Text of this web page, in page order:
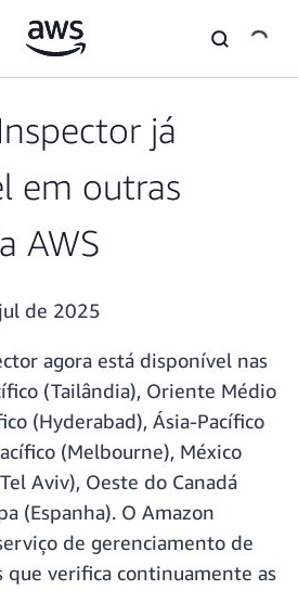
já
em outras
AWS
de 2025
agora está disponível nas
(Tailândia), Oriente Médio
(Hyderabad), Ásia-Pacífico
(Melbourne), México
Aviv), Oeste do Canadá
(Espanha). O Amazon
de gerenciamento de
que verifica continuamente as